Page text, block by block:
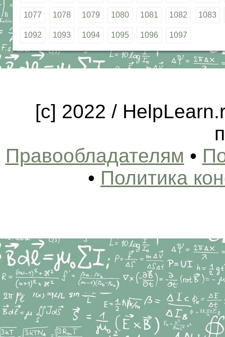
1077 1078 1079 1080 1081 1082 1083
1092 1093 1094 1095 1096 1097
[c] 2022 /
Правообладателям •
• Политика